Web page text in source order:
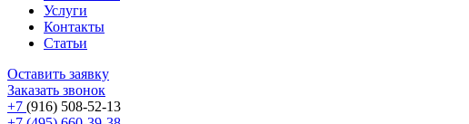
Услуги
Контакты
Статьи
Оставить заявку
Заказать звонок
+7 (916) 508-52-13